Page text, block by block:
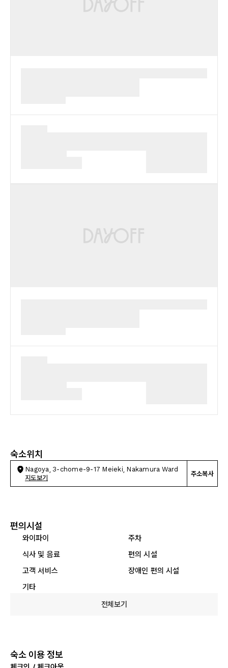
숙소위치
Nagoya, 3-chome-9-17 Meieki, Nakamura Ward
지도보기
주소복사
편의시설
와이파이
주차
식사 및 음료
편의 시설
고객 서비스
장애인 편의 시설
기타
전체보기
숙소 이용 정보